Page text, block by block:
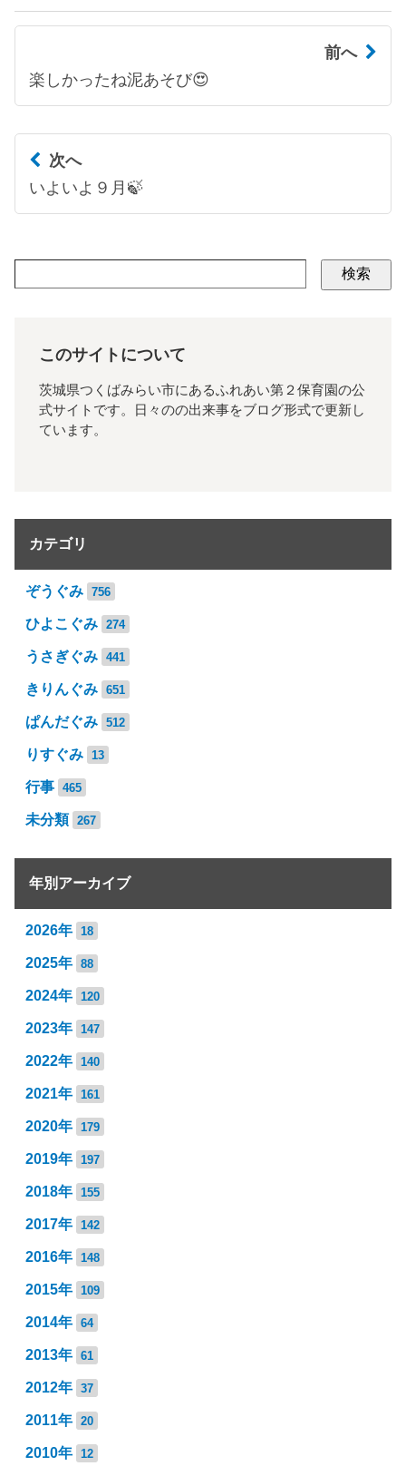
前へ
楽しかったね泥あそび😍
次へ
いよいよ９月🍃
検索
このサイトについて
茨城県つくばみらい市にあるふれあい第２保育園の公
式サイトです。日々のの出来事をブログ形式で更新し
ています。
カテゴリ
ぞうぐみ 756
ひよこぐみ 274
うさぎぐみ 441
きりんぐみ 651
ぱんだぐみ 512
りすぐみ 13
行事 465
未分類 267
年別アーカイブ
2026年 18
2025年 88
2024年 120
2023年 147
2022年 140
2021年 161
2020年 179
2019年 197
2018年 155
2017年 142
2016年 148
2015年 109
2014年 64
2013年 61
2012年 37
2011年 20
2010年 12